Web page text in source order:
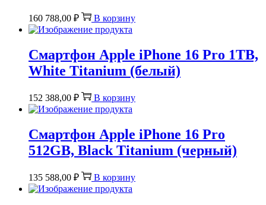
160 788,00 ₽ В корзину
Смартфон Apple iPhone 16 Pro 1TB,
White Titanium (белый)
152 388,00 ₽ В корзину
Смартфон Apple iPhone 16 Pro
512GB, Black Titanium (черный)
135 588,00 ₽ В корзину